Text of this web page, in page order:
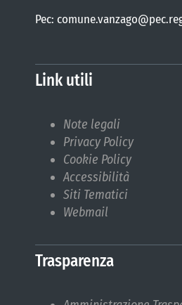
Pec:
Link utili
Note legali
Privacy Policy
Cookie Policy
Accessibilità
Siti Tematici
Webmail
Trasparenza